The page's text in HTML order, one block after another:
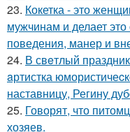
23. Кокетка - это
мужчинам и делает
поведения, манер и
24. В свeтлый
aртистка
наставницу, Регину
25. Говорят, что
хозяев.